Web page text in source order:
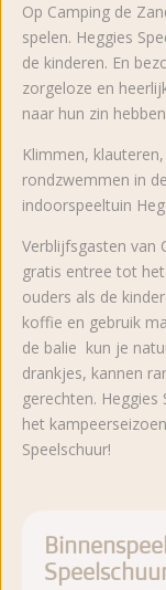
Op Camping de
spelen. Heggies
de kinderen. En
zorgeloze en
naar hun zin
Klimmen,
rondzwemmen in
indoorspeeltuin
Verblijfsgasten van
gratis entree tot
ouders als de
koffie en gebruik
de balie kun je
drankjes, kannen
gerechten.
het
Speelschuur!